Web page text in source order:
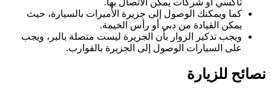
كما ويمكنك الوصول إلى جزيرة الأميرات بالسيارة، حيث
يمكن القيادة من دبي أو رأس الخيمة.
ويجب تذكير الزوار بأن الجزيرة ليست متصلة بالبر، ويجب
على السيارات الوصول إلى الجزيرة بالقوارب.
نصائح للزيارة